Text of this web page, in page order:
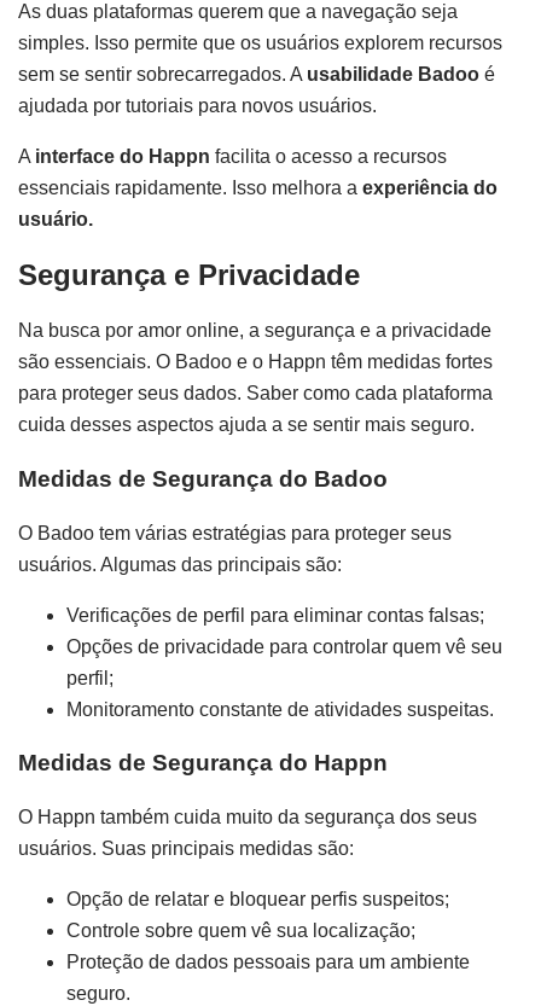
As duas plataformas querem que a navegação seja
simples. Isso permite que os usuários explorem recursos
sem se sentir sobrecarregados. A usabilidade Badoo é
ajudada por tutoriais para novos usuários.
A interface do Happn facilita o acesso a recursos
essenciais rapidamente. Isso melhora a experiência do
usuário.
Segurança e Privacidade
Na busca por amor online, a segurança e a privacidade
são essenciais. O Badoo e o Happn têm medidas fortes
para proteger seus dados. Saber como cada plataforma
cuida desses aspectos ajuda a se sentir mais seguro.
Medidas de Segurança do Badoo
O Badoo tem várias estratégias para proteger seus
usuários. Algumas das principais são:
Verificações de perfil para eliminar contas falsas;
Opções de privacidade para controlar quem vê seu
perfil;
Monitoramento constante de atividades suspeitas.
Medidas de Segurança do Happn
O Happn também cuida muito da segurança dos seus
usuários. Suas principais medidas são:
Opção de relatar e bloquear perfis suspeitos;
Controle sobre quem vê sua localização;
Proteção de dados pessoais para um ambiente
seguro.